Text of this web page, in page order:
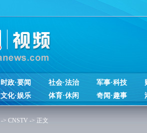
时政·要闻 社会·法治 军事·科技
文化·娱乐
体育·休闲 奇闻·趣事
-> CNSTV -> 正文